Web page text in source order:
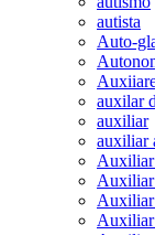
autista
Auto-
auxilar
auxiliar
auxiliar
Auxiliar
Auxiliar
Auxiliar
Auxiliar